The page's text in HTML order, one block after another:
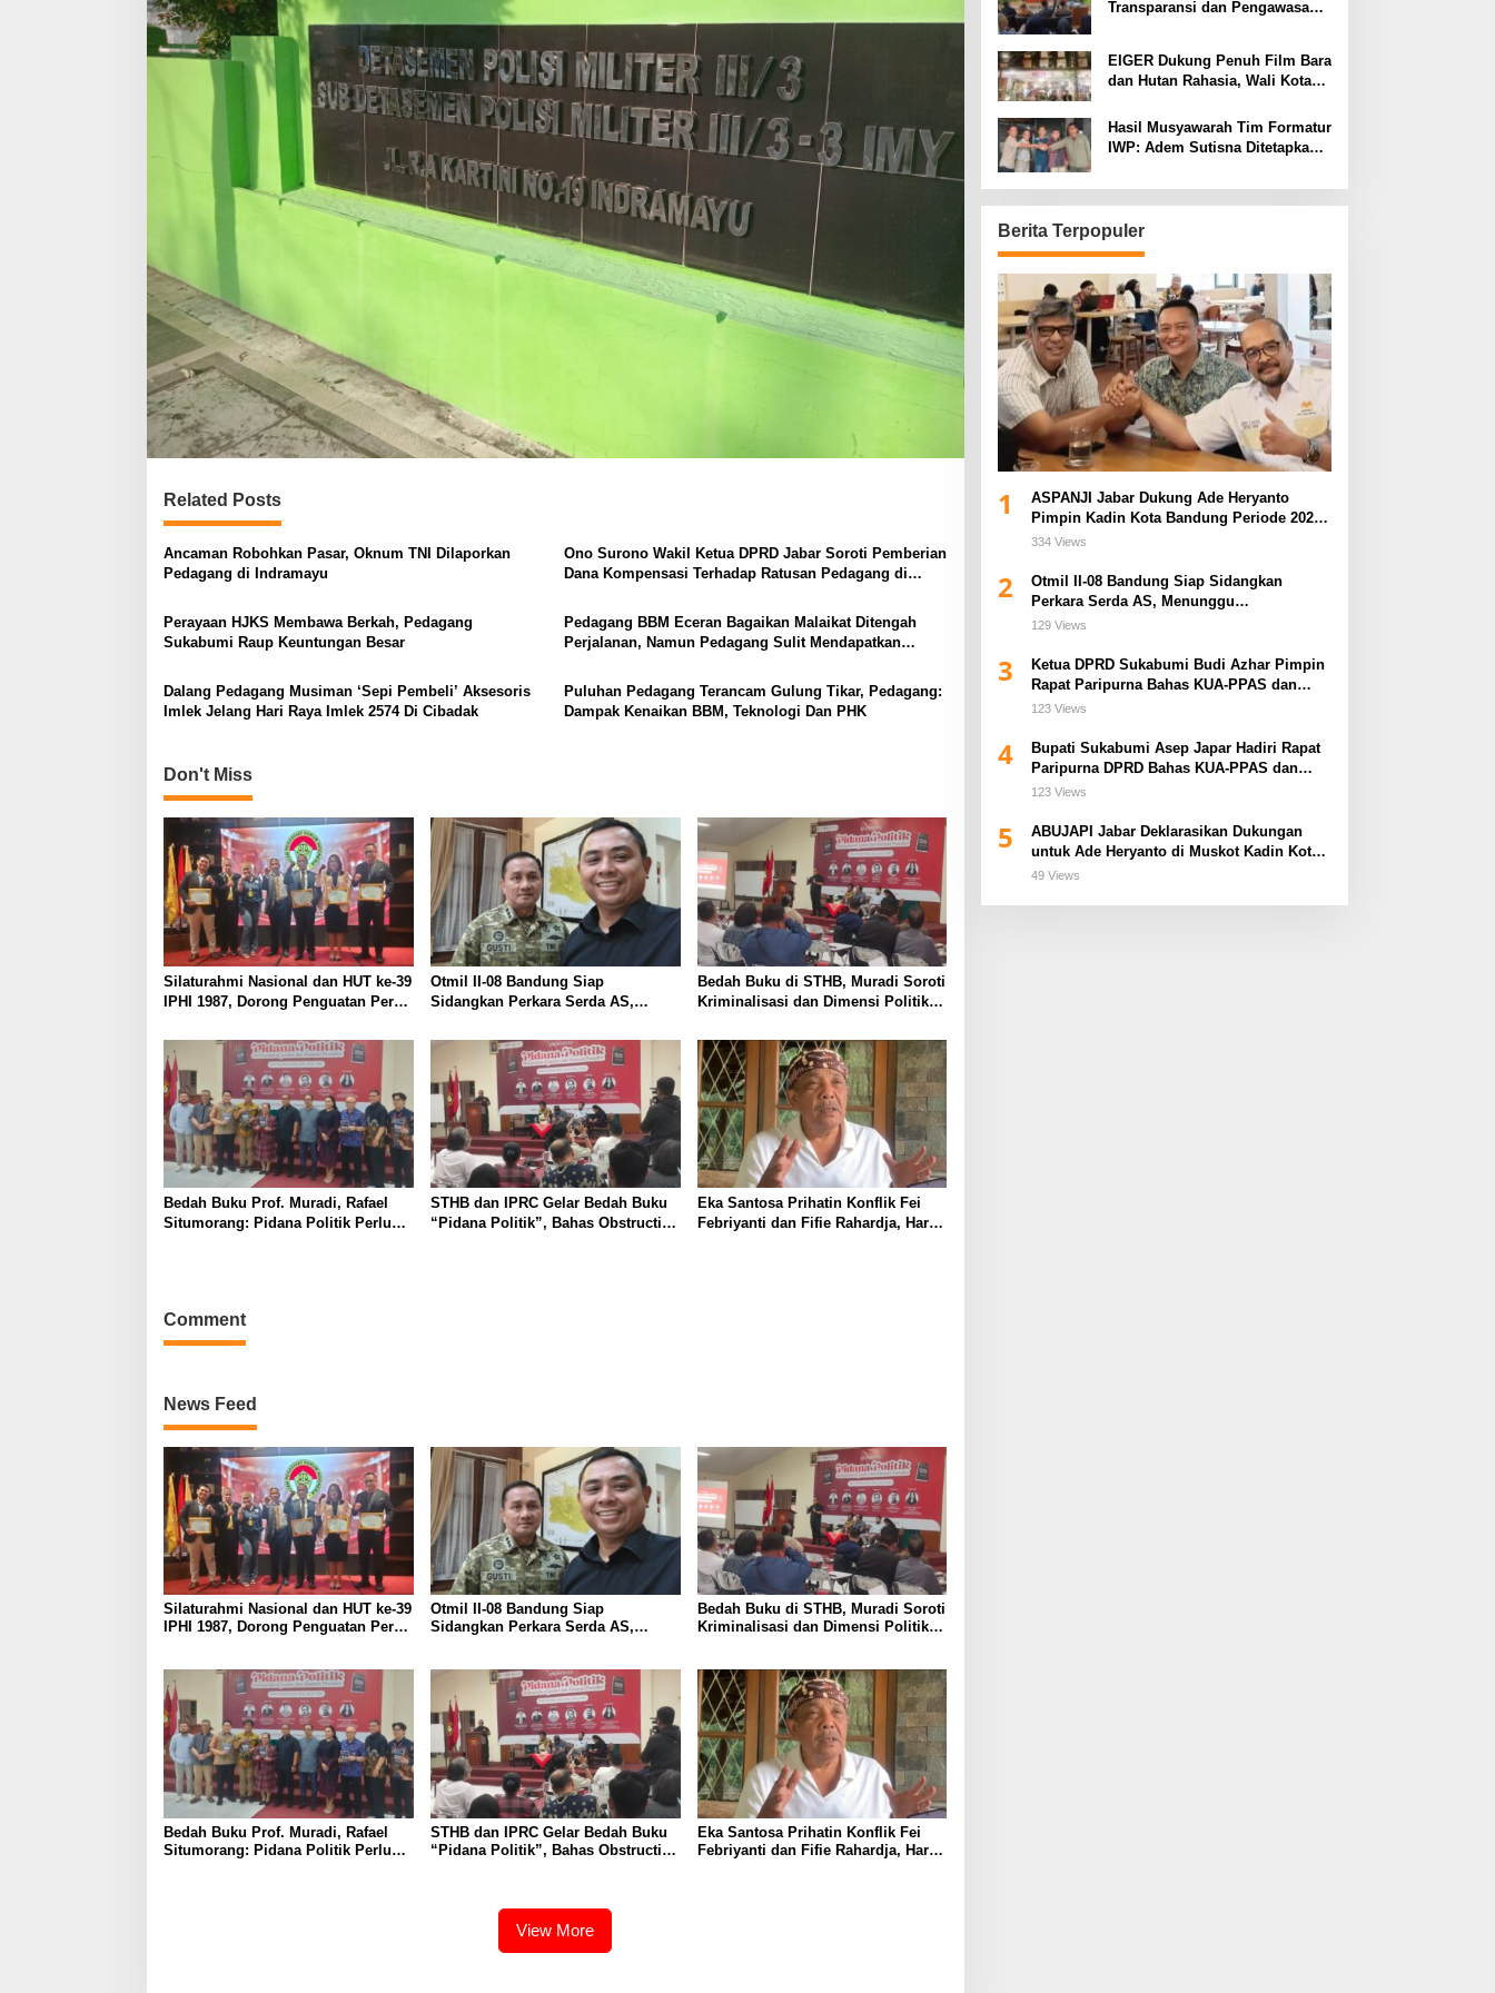
Related Posts
Ancaman Robohkan Pasar, Oknum TNI Dilaporkan
Pedagang di Indramayu
Ono Surono Wakil Ketua DPRD Jabar Soroti Pemberian
Dana Kompensasi Terhadap Ratusan Pedagang di
Perayaan HJKS Membawa Berkah, Pedagang
Sukabumi Raup Keuntungan Besar
Pedagang BBM Eceran Bagaikan Malaikat Ditengah
Perjalanan, Namun Pedagang Sulit Mendapatkan
Dalang Pedagang Musiman ‘Sepi Pembeli’ Aksesoris
Imlek Jelang Hari Raya Imlek 2574 Di Cibadak
Puluhan Pedagang Terancam Gulung Tikar, Pedagang:
Dampak Kenaikan BBM, Teknologi Dan PHK
Don't Miss
Silaturahmi Nasional dan HUT ke-39
IPHI 1987, Dorong Penguatan Peran
Otmil II-08 Bandung Siap
Sidangkan Perkara Serda AS,
Sunan Gunung Jati Cirebon
Bedah Buku di STHB, Muradi Soroti
Kriminalisasi dan Dimensi Politik
Bedah Buku Prof. Muradi, Rafael
Situmorang: Pidana Politik Perlu
STHB dan IPRC Gelar Bedah Buku
“Pidana Politik”, Bahas Obstruction
Eka Santosa Prihatin Konflik Fei
Febriyanti dan Fifie Rahardja, Harap
Comment
News Feed
Silaturahmi Nasional dan HUT ke-39
IPHI 1987, Dorong Penguatan Peran
Otmil II-08 Bandung Siap
Sidangkan Perkara Serda AS,
Bedah Buku di STHB, Muradi Soroti
Kriminalisasi dan Dimensi Politik
Bedah Buku Prof. Muradi, Rafael
Situmorang: Pidana Politik Perlu
STHB dan IPRC Gelar Bedah Buku
“Pidana Politik”, Bahas Obstruction
Eka Santosa Prihatin Konflik Fei
Febriyanti dan Fifie Rahardja, Harap
View More
Transparansi dan Pengawasan
EIGER Dukung Penuh Film Bara
dan Hutan Rahasia, Wali Kota
Hasil Musyawarah Tim Formatur
IWP: Adem Sutisna Ditetapkan
Periode 2026–2028
Berita Terpopuler
1
ASPANJI Jabar Dukung Ade Heryanto
Pimpin Kadin Kota Bandung Periode 2026–
2031
334 Views
2
Otmil II-08 Bandung Siap Sidangkan
Perkara Serda AS, Menunggu
Rekomendasi Korem Sunan Gunung Jati
129 Views
3
Ketua DPRD Sukabumi Budi Azhar Pimpin
Rapat Paripurna Bahas KUA-PPAS dan
Raperda Tirta Jaya
123 Views
4
Bupati Sukabumi Asep Japar Hadiri Rapat
Paripurna DPRD Bahas KUA-PPAS dan
Raperda Disabilitas
123 Views
5
ABUJAPI Jabar Deklarasikan Dukungan
untuk Ade Heryanto di Muskot Kadin Kota
Bandung
49 Views